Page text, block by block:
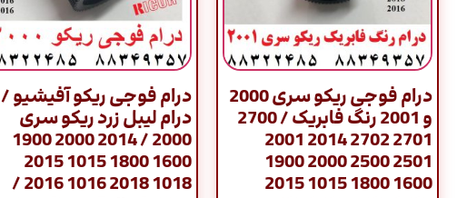
درام فوجی ریکو سری 2000
و 2001 رنگ فابریک / 2700
2701 2702 2014 2001
2501 2500 2000 1900
1600 1800 1015 2015
درام فوجی ریکو آفیشیو /
درام لیبل زرد ریکو سری
2000 / 2014 2000 1900
1600 1800 1015 2015
1018 2018 1016 2016 /